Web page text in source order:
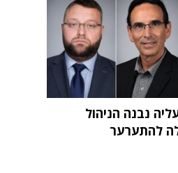
נבנה הניהול
להתערער